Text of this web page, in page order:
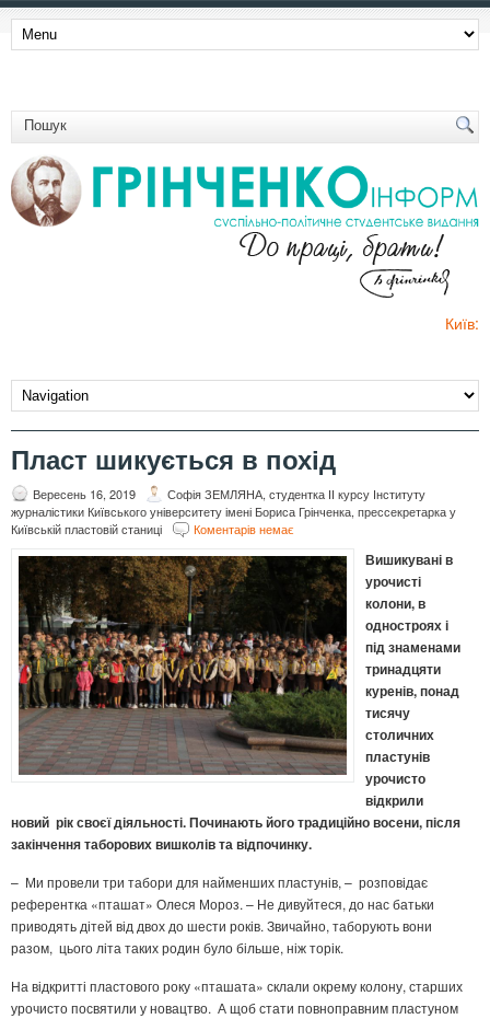
Київ:
Пласт шикується в похід
Вересень 16, 2019
Софія ЗЕМЛЯНА, студентка ІІ курсу Інституту
журналістики Київського університету імені Бориса Грінченка, прессекретарка у
Київській пластовій станиці
Коментарів немає
Вишикувані в
урочисті
колони, в
одностроях і
під знаменами
тринадцяти
куренів, понад
тисячу
столичних
пластунів
урочисто
відкрили
новий рік своєї діяльності. Починають його традиційно восени, після
закінчення таборових вишколів та відпочинку.
– Ми провели три табори для найменших пластунів, – розповідає
референтка «пташат» Олеся Мороз. – Не дивуйтеся, до нас батьки
приводять дітей від двох до шести років. Звичайно, таборують вони
разом, цього літа таких родин було більше, ніж торік.
На відкритті пластового року «пташата» склали окрему колону, старших
урочисто посвятили у новацтво. А щоб стати повноправним пластуном